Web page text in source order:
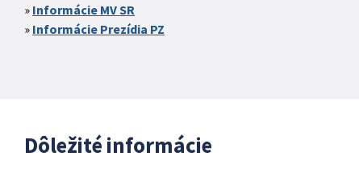
Informácie MV SR
Informácie Prezídia PZ
Dôležité informácie